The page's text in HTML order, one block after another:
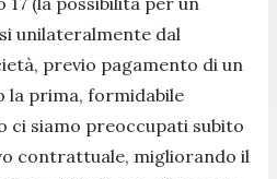
unilateralmente dal
previo pagamento di un
la prima, formidabile
ci siamo preoccupati subito
contrattuale, migliorando il